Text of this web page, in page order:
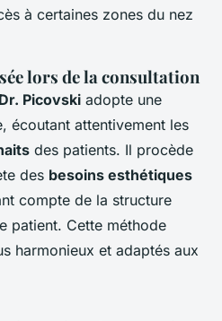
à certaines zones du nez
lors de la consultation
Dr. Picovski adopte une
écoutant attentivement les
des patients. Il procède
des besoins esthétiques
compte de la structure
patient. Cette méthode
harmonieux et adaptés aux